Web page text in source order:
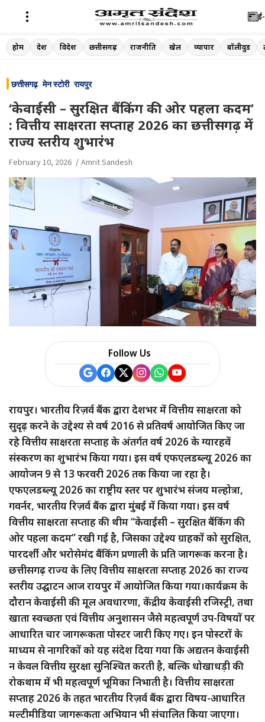
Skip
to
होम देश विदेश छत्तीसगढ़ राजनीति खेल व्यापार बॉलीवुड
छत्तीसगढ़ मेन स्टोरी रायपुर
‘केवाईसी – सुरक्षित बैंकिंग की ओर पहला कदम’
: वित्तीय साक्षरता सप्ताह 2026 का छत्तीसगढ़ में
राज्य स्तरीय शुभारंभ
February 10, 2026 Amrit Sandesh
Follow Us
रायपुर। भारतीय रिज़र्व बैंक द्वारा देशभर में वित्तीय साक्षरता को
सुदृढ़ करने के उद्देश्य से वर्ष 2016 से प्रतिवर्ष आयोजित किए जा
रहे वित्तीय साक्षरता सप्ताह के अंतर्गत वर्ष 2026 के ग्यारहवें
संस्करण का शुभारंभ किया गया। इस वर्ष एफएलडब्ल्यू 2026 का
आयोजन 9 से 13 फरवरी 2026 तक किया जा रहा है।
एफएलडब्ल्यू 2026 का राष्ट्रीय स्तर पर शुभारंभ संजय मल्होत्रा,
गवर्नर, भारतीय रिज़र्व बैंक द्वारा मुंबई में किया गया। इस वर्ष
वित्तीय साक्षरता सप्ताह की थीम “केवाईसी – सुरक्षित बैंकिंग की
ओर पहला कदम” रखी गई है, जिसका उद्देश्य ग्राहकों को सुरक्षित,
पारदर्शी और भरोसेमंद बैंकिंग प्रणाली के प्रति जागरूक करना है।
छत्तीसगढ़ राज्य के लिए वित्तीय साक्षरता सप्ताह 2026 का राज्य
स्तरीय उद्घाटन आज रायपुर में आयोजित किया गया।कार्यक्रम के
दौरान केवाईसी की मूल अवधारणा, केंद्रीय केवाईसी रजिस्ट्री, तथा
खाता स्वच्छता एवं वित्तीय अनुशासन जैसे महत्वपूर्ण उप-विषयों पर
आधारित चार जागरूकता पोस्टर जारी किए गए। इन पोस्टरों के
माध्यम से नागरिकों को यह संदेश दिया गया कि अद्यतन केवाईसी
न केवल वित्तीय सुरक्षा सुनिश्चित करती है, बल्कि धोखाधड़ी की
रोकथाम में भी महत्वपूर्ण भूमिका निभाती है। वित्तीय साक्षरता
सप्ताह 2026 के तहत भारतीय रिज़र्व बैंक द्वारा विषय-आधारित
मल्टीमीडिया जागरूकता अभियान भी संचालित किया जाएगा।